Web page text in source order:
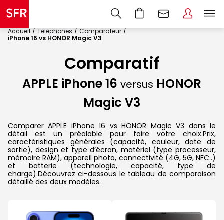
Accueil Téléphones
Comparateur
iPhone 16 vs HONOR Magic V3
Comparatif
APPLE iPhone 16 versus HONOR
Magic V3
Comparer APPLE iPhone 16 vs HONOR Magic V3 dans le
détail est un préalable pour faire votre choix.Prix,
caractéristiques générales (capacité, couleur, date de
sortie), design et type d’écran, matériel (type processeur,
mémoire RAM), appareil photo, connectivité (4G, 5G, NFC..)
et batterie (technologie, capacité, type de
charge).Découvrez ci-dessous le tableau de comparaison
détaillé des deux modèles.